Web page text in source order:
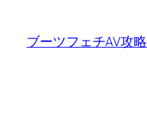
ブーツフェチAV攻